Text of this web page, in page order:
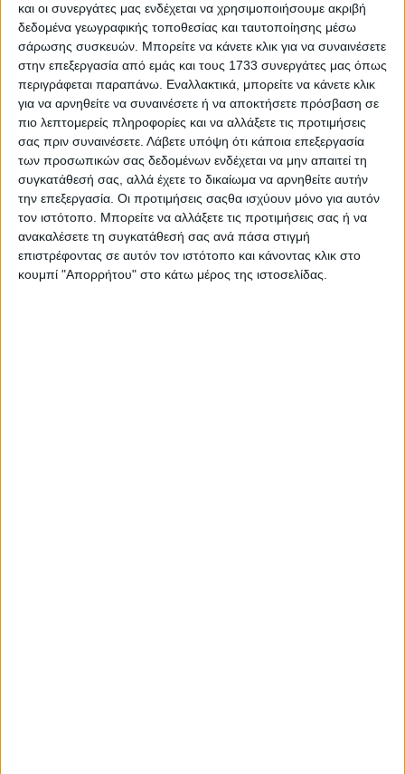
και οι συνεργάτες μας ενδέχεται να χρησιμοποιήσουμε ακριβή
δεδομένα γεωγραφικής τοποθεσίας και ταυτοποίησης μέσω
σάρωσης συσκευών. Μπορείτε να κάνετε κλικ για να συναινέσετε
στην επεξεργασία από εμάς και τους 1733 συνεργάτες μας όπως
περιγράφεται παραπάνω. Εναλλακτικά, μπορείτε να κάνετε κλικ
για να αρνηθείτε να συναινέσετε ή να αποκτήσετε πρόσβαση σε
πιο λεπτομερείς πληροφορίες και να αλλάξετε τις προτιμήσεις
σας πριν συναινέσετε. Λάβετε υπόψη ότι κάποια επεξεργασία
των προσωπικών σας δεδομένων ενδέχεται να μην απαιτεί τη
συγκατάθεσή σας, αλλά έχετε το δικαίωμα να αρνηθείτε αυτήν
την επεξεργασία. Οι προτιμήσεις σαςθα ισχύουν μόνο για αυτόν
τον ιστότοπο. Μπορείτε να αλλάξετε τις προτιμήσεις σας ή να
ανακαλέσετε τη συγκατάθεσή σας ανά πάσα στιγμή
επιστρέφοντας σε αυτόν τον ιστότοπο και κάνοντας κλικ στο
κουμπί "Απορρήτου" στο κάτω μέρος της ιστοσελίδας.
Ελληνική Αγορά
Η χρηµατιστηριακή αντίδραση ατόνησε το ενδιαφέρον των
εµπορικών οίκων για προαγορές. Τα κλωστήρια έκαναν
ένα βήµα πίσω και περιµένουν την αγορά να ισορροπήσει
πριν προβούν σε νέες αγορές. Έγιναν κάποιες δουλειές
τις προηγούµενες δύο εβδοµάδες και ενδεχοµένως να
υπάρξει παύση µέχρι να ισορροπήσει η αγορά στα νέα της
επίπεδα. Αυτό το φαινόµενο παρατηρήθηκε και σε άλλες
σοδειάς εκτός της ελληνικής. Συνολικά οι προπωλήσεις
κυµαίνονται στους 25.000 τόνους, δηλαδή χαµηλά για
την εποχή. Η σοδειά για την ώρα εξελίσσεται χωρίς
ιδιαίτερες δυσκολίες αν και φαίνεται όψιµη.
Σχόλια(0) Προσθήκη σχολίου